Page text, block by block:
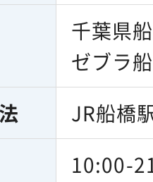
千葉県
ゼブラ
JR船橋
10:00-